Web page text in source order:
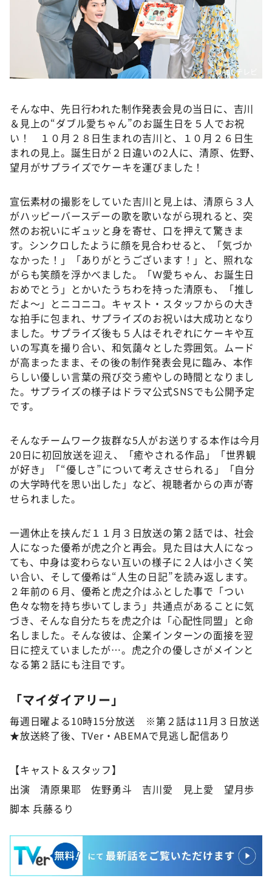
©ABCテレビ
そんな中、先日行われた制作発表会見の当日に、吉川
＆見上の“ダブル愛ちゃん”のお誕生日を５人でお祝
い！ １０月２８日生まれの吉川と、１０月２６日生
まれの見上。誕生日が２日違いの2人に、清原、佐野、
望月がサプライズでケーキを運びました！
宣伝素材の撮影をしていた吉川と見上は、清原ら３人
がハッピーバースデーの歌を歌いながら現れると、突
然のお祝いにギュッと身を寄せ、口を押えて驚きま
す。シンクロしたように顔を見合わせると、「気づか
なかった！」「ありがとうございます！」と、照れな
がらも笑顔を浮かべました。「Ｗ愛ちゃん、お誕生日
おめでとう」とかいたうちわを持った清原も、「推し
だよ～」とニコニコ。キャスト・スタッフからの大き
な拍手に包まれ、サプライズのお祝いは大成功となり
ました。サプライズ後も５人はそれぞれにケーキや互
いの写真を撮り合い、和気藹々とした雰囲気。ムード
が高まったまま、その後の制作発表会見に臨み、本作
らしい優しい言葉の飛び交う癒やしの時間となりまし
た。サプライズの様子はドラマ公式SNSでも公開予定
です。
そんなチームワーク抜群な5人がお送りする本作は今月
20日に初回放送を迎え、「癒やされる作品」「世界観
が好き」「“優しさ”について考えさせられる」「自分
の大学時代を思い出した」など、視聴者からの声が寄
せられました。
一週休止を挟んだ１１月３日放送の第２話では、社会
人になった優希が虎之介と再会。見た目は大人になっ
ても、中身は変わらない互いの様子に２人は小さく笑
い合い、そして優希は“人生の日記”を読み返します。
２年前の６月、優希と虎之介はふとした事で「つい
色々な物を持ち歩いてしまう」共通点があることに気
づき、そんな自分たちを虎之介は「心配性同盟」と命
名しました。そんな彼は、企業インターンの面接を翌
日に控えていましたが…。虎之介の優しさがメインと
なる第２話にも注目です。
「マイダイアリー」
毎週日曜よる10時15分放送 ※第２話は11月３日放送
★放送終了後、TVer・ABEMAで見逃し配信あり
【キャスト＆スタッフ】
出演 清原果耶 佐野勇斗 吉川愛 見上愛 望月歩
脚本 兵藤るり